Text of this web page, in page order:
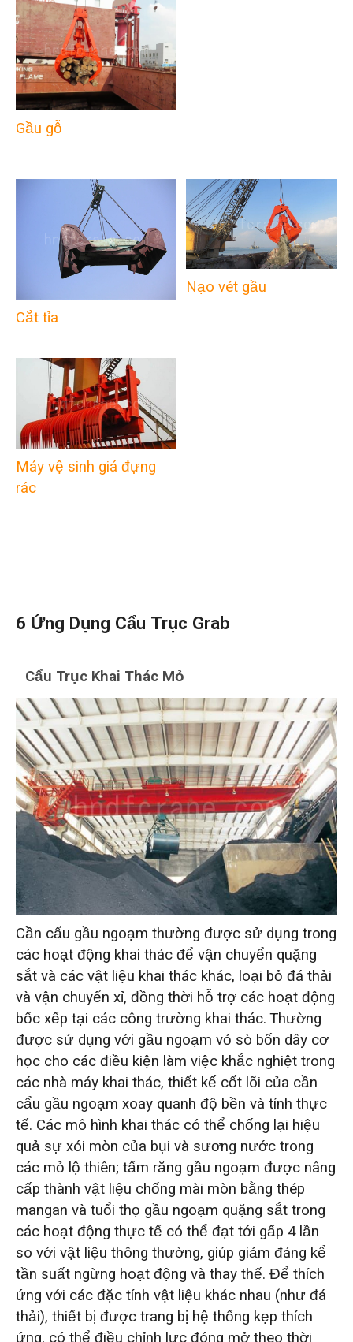
Gầu gỗ
Cắt tỉa
Nạo vét gầu
Máy vệ sinh giá đựng
rác
6 Ứng Dụng Cẩu Trục Grab
Cẩu Trục Khai Thác Mỏ
Cần cẩu gầu ngoạm thường được sử dụng trong
các hoạt động khai thác để vận chuyển quặng
sắt và các vật liệu khai thác khác, loại bỏ đá thải
và vận chuyển xỉ, đồng thời hỗ trợ các hoạt động
bốc xếp tại các công trường khai thác. Thường
được sử dụng với gầu ngoạm vỏ sò bốn dây cơ
học cho các điều kiện làm việc khắc nghiệt trong
các nhà máy khai thác, thiết kế cốt lõi của cần
cẩu gầu ngoạm xoay quanh độ bền và tính thực
tế. Các mô hình khai thác có thể chống lại hiệu
quả sự xói mòn của bụi và sương nước trong
các mỏ lộ thiên; tấm răng gầu ngoạm được nâng
cấp thành vật liệu chống mài mòn bằng thép
mangan và tuổi thọ gầu ngoạm quặng sắt trong
các hoạt động thực tế có thể đạt tới gấp 4 lần
so với vật liệu thông thường, giúp giảm đáng kể
tần suất ngừng hoạt động và thay thế. Để thích
ứng với các đặc tính vật liệu khác nhau (như đá
thải), thiết bị được trang bị hệ thống kẹp thích